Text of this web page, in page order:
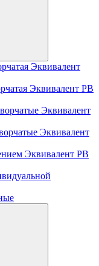
Эквивалент
Эквивалент PB
Эквивалент
Эквивалент
Эквивалент PB